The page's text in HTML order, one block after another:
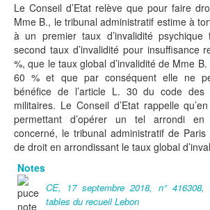
Le Conseil d’Etat relève que pour faire
Mme B., le tribunal administratif estime à
à un premier taux d’invalidité
second taux d’invalidité pour insuffisance
%, que le taux global d’invalidité de Mme
60 % et que par conséquent elle ne
bénéfice de l’article L. 30 du code des
militaires. Le Conseil d’Etat rappelle
permettant d’opérer un tel arrondi en
concerné, le tribunal administratif de
de droit en arrondissant le taux global
Notes
CE, 17 septembre 2018, n° 416308,
tables du recueil Lebon